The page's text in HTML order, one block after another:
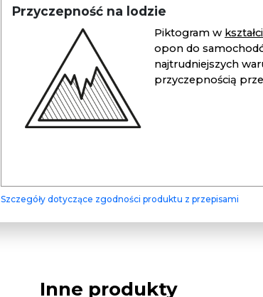
Przyczepność na lodzie
Piktogram w
opon do
najtrudniejszych
przyczepnością
Szczegóły dotyczące zgodności produktu z przepisami
Inne produkty